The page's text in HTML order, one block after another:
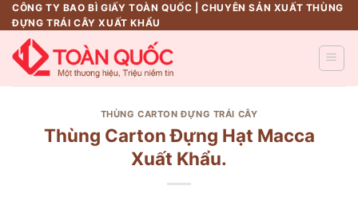
Skip
to
content
CÔNG TY BAO BÌ GIẤY TOÀN QUỐC | CHUYÊN SẢN XUẤT THÙNG
ĐỰNG TRÁI CÂY XUẤT KHẨU
THÙNG CARTON ĐỰNG TRÁI CÂY
Thùng Carton Đựng Hạt Macca
Xuất Khẩu.